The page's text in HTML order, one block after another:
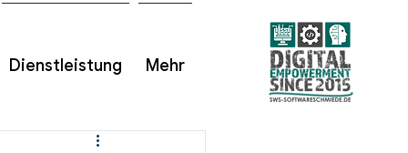
Dienstleistung Mehr